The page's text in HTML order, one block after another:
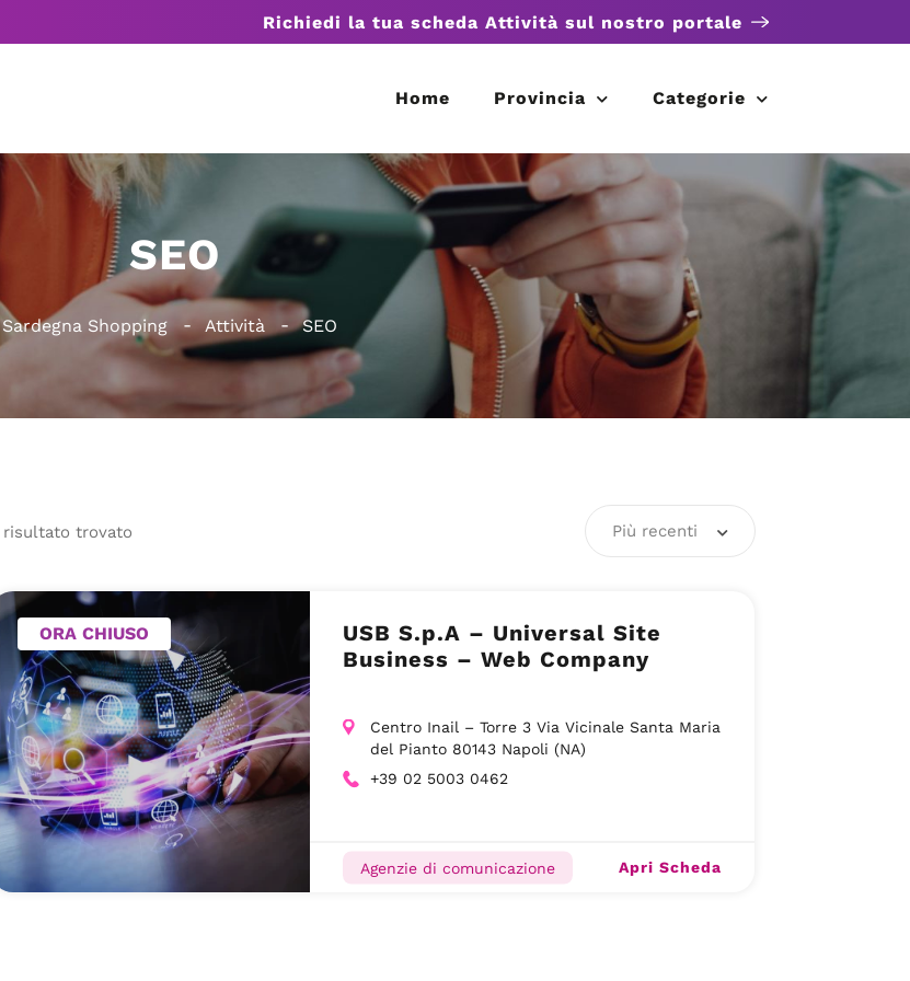
Richiedi la tua scheda Attività sul nostro portale
Home Provincia Categorie
SEO
Sardegna Shopping Attività SEO
risultato trovato Più recenti
ORA CHIUSO
USB S.p.A – Universal Site
Business – Web Company
Centro Inail – Torre 3 Via Vicinale Santa Maria
del Pianto 80143 Napoli (NA)
+39 02 5003 0462
Agenzie di comunicazione Apri Scheda